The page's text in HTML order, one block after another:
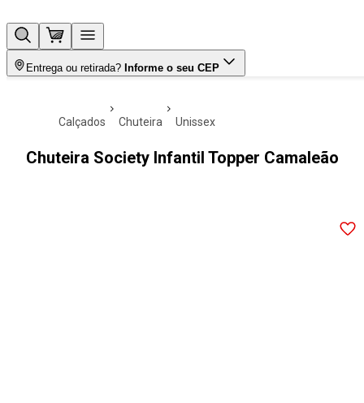
Entrega ou retirada? Informe o seu CEP
calçados chuteira unissex
Chuteira Society Infantil Topper Camaleão